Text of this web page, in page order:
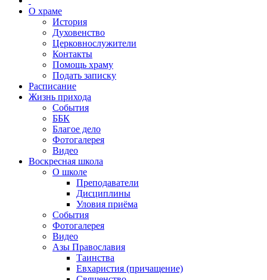
О храме
История
Духовенство
Церковнослужители
Контакты
Помощь храму
Подать записку
Расписание
Жизнь прихода
События
ББК
Благое дело
Фотогалерея
Видео
Воскресная школа
О школе
Преподаватели
Дисциплины
Уловия приёма
События
Фотогалерея
Видео
Азы Православия
Таинства
Евхаристия (причащение)